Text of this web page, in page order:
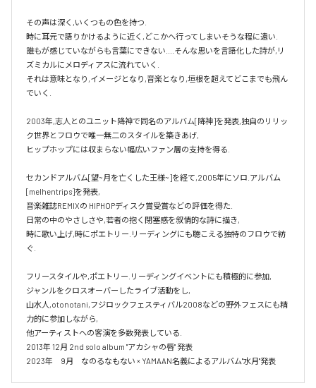
その声は深く,いくつもの色を持つ.
時に耳元で語りかけるように近く,どこかへ行ってしまいそうな程に遠い.
誰もが感じていながらも言葉にできない....そんな思いを言語化した詩が,リ
ズミカルにメロディアスに流れていく.
それは意味となり,イメージとなり,音楽となり,垣根を超えてどこまでも飛ん
でいく.
2003年,志人とのユニット降神で同名のアルバム[降神]を発表,独自のリリッ
ク世界とフロウで唯一無二のスタイルを築きあげ,
ヒップホップには収まらない幅広いファン層の支持を得る.
セカンドアルバム[望~月を亡くした王様~]を経て,2005年にソロ.アルバム
[melhentrips]を発表,
音楽雑誌REMIXの HIPHOPディスク賞受賞などの評価を得た.
日常の中のやさしさや,若者の抱く閉塞感を叙情的な詩に描き,
時に歌い上げ,時にポエトリー.リーディングにも聴こえる独特のフロウで紡
ぐ.
フリースタイルや,ポエトリー.リーディングイベントにも積極的に参加,
ジャンルをクロスオーバーしたライブ活動をし,
山水人,otonotani,フジロックフェスティバル2008などの野外フェスにも精
力的に参加しながら,
他アーティストへの客演を多数発表している.
2013年 12月 2nd solo album "アカシャの唇" 発表
2023年　9月　なのるなもない × YAMAAN名義によるアルバム"水月"発表